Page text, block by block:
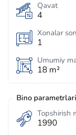
Qavat
4
Xonalar
1
Umumiy
18 m²
Bino parametrlari
Topshirish
1990